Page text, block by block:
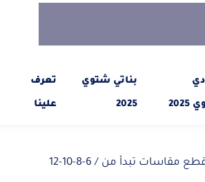
بناتي شتوي
2025
تعرف
علينا
تبدأ من / 6-8-10-12